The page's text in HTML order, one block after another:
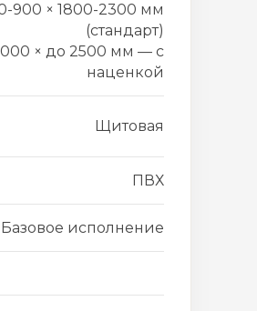
900 × 1800-2300 мм
(стандарт)
× до 2500 мм — с
наценкой
Щитовая
ПВХ
Базовое исполнение